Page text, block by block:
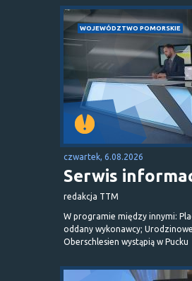
WOJEWÓDZTWO POMORSKIE
czwartek, 6.08.2026
Serwis
redakcja TTM
W programie między innymi:
oddany wykonawcy;
Oberschlesien wystąpią w Pucku